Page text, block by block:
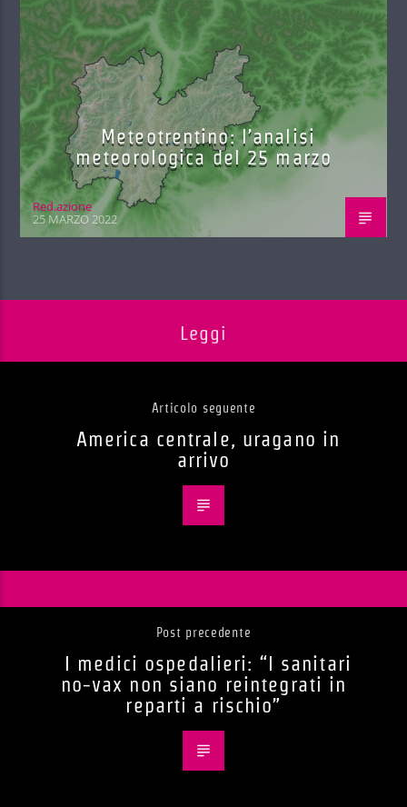
Meteotrentino: l’analisi
meteorologica del 25 marzo
Red.azione
25 MARZO 2022
Leggi
Articolo seguente
America centrale, uragano in
arrivo
Post precedente
I medici ospedalieri: “I sanitari
no-vax non siano reintegrati in
reparti a rischio”